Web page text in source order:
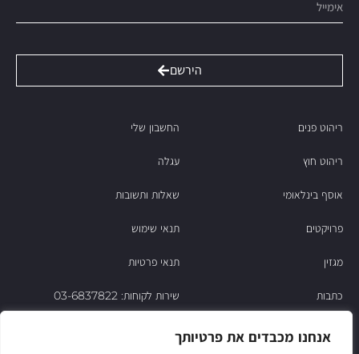
אנחנו מכבדים את פרטיותך
הירשם
ריהוט פנים
ריהוט חוץ
אוסף בינלאומי
פרויקטים
מגזין
כתבות
החשבון שלי
עגלה
שאלות ותשובות
תנאי שימוש
תנאי פרטיות
שירות לקוחות: 03-6837822